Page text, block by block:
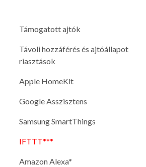
Támogatott ajtók
Távoli hozzáférés és ajtóállapot
riasztások
Apple HomeKit
Google Asszisztens
Samsung SmartThings
IFTTT***
Amazon Alexa*